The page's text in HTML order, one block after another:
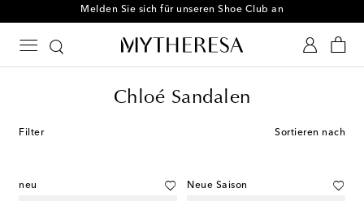
Melden Sie sich für unseren Shoe Club an
Chloé Sandalen
Filter Sortieren nach
neu Neue Saison